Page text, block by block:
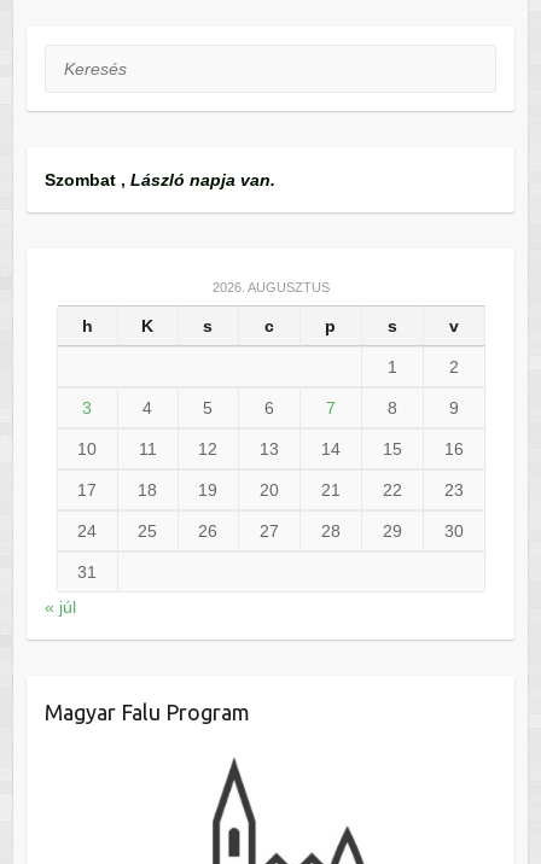
Keresés
Szombat , László napja van.
2026. AUGUSZTUS
h K s c p s v
1 2
3 4 5 6 7 8 9
10 11 12 13 14 15 16
17 18 19 20 21 22 23
24 25 26 27 28 29 30
31
« júl
Magyar Falu Program